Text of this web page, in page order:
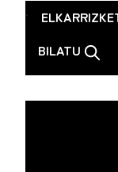
.
BILATU